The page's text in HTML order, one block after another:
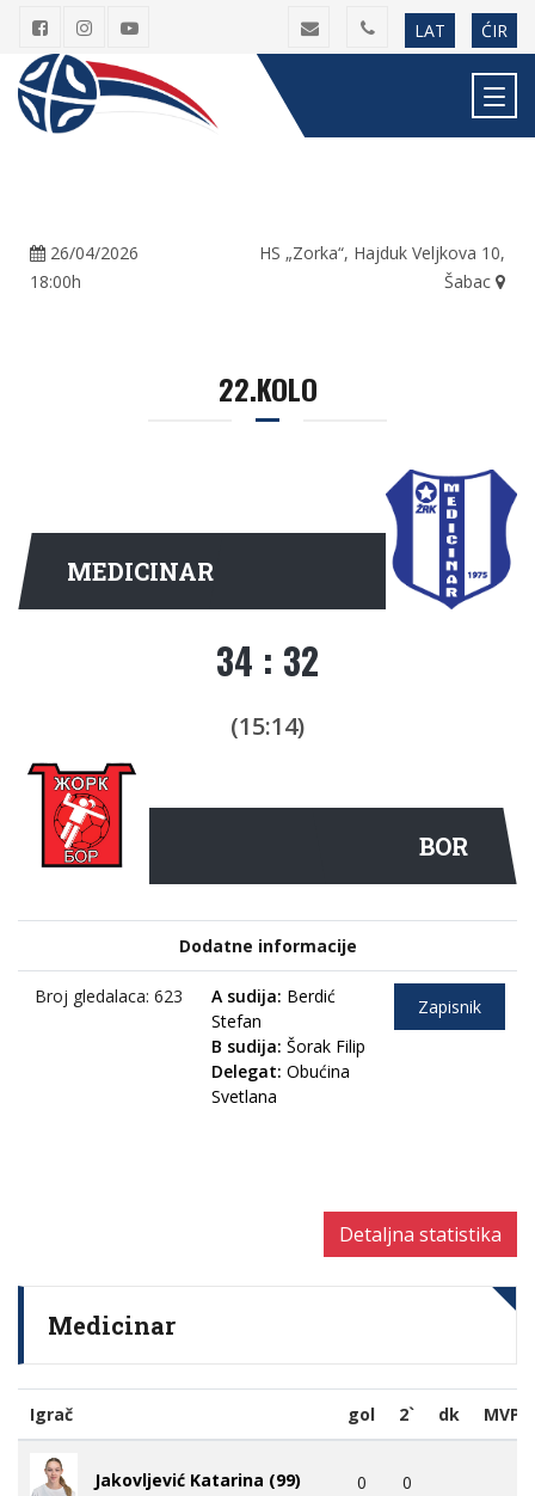
LAT ĆIR
26/04/2026
18:00h
HS „Zorka“, Hajduk Veljkova 10,
Šabac
22.KOLO
MEDICINAR
34 : 32
(15:14)
BOR
Dodatne informacije
Broj gledalaca: 623 A sudija: Berdić
Stefan
B sudija: Šorak Filip
Delegat: Obućina
Svetlana
Zapisnik
Detaljna statistika
Medicinar
Igrač gol 2` dk MVP
Jakovljević Katarina (99) 0 0